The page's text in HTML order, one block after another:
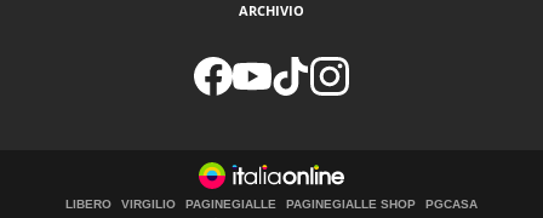
ARCHIVIO
LIBERO VIRGILIO PAGINEGIALLE PAGINEGIALLE SHOP
PGCASA